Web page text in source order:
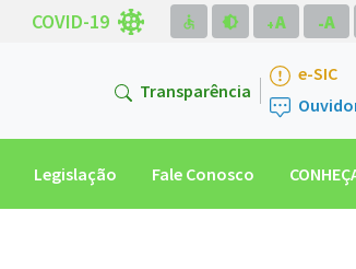
COVID-19 accessible brightness_medium A
+ A
-
Transparência
e-SIC
Legislação Fale Conosco